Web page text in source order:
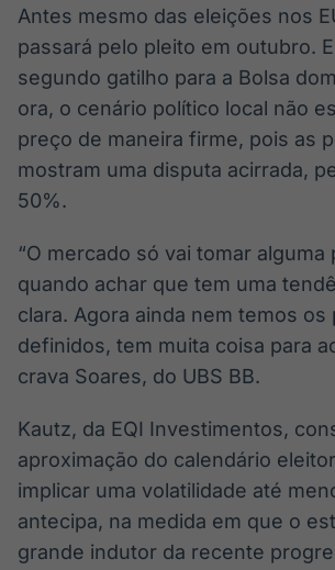
Antes mesmo das eleições nos
passará pelo pleito em outubro.
segundo gatilho para a Bolsa
ora, o cenário político local não
preço de maneira firme, pois as
mostram uma disputa acirrada,
50%.
“O mercado só vai tomar alguma
quando achar que tem uma
clara. Agora ainda nem temos os
definidos, tem muita coisa para
crava Soares, do UBS BB.
Kautz, da EQI Investimentos,
aproximação do calendário
implicar uma volatilidade até
antecipa, na medida em que o
grande indutor da recente